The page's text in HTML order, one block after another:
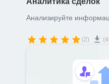
Анализируйте
(2)